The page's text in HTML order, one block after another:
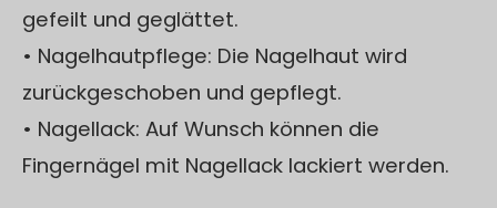
gefeilt und geglättet.
• Nagelhautpflege: Die Nagelhaut wird
zurückgeschoben und gepflegt.
• Nagellack: Auf Wunsch können die
Fingernägel mit Nagellack lackiert werden.